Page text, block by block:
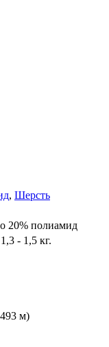
, Шерсть
20% полиамид
- 1,5 кг.
м)